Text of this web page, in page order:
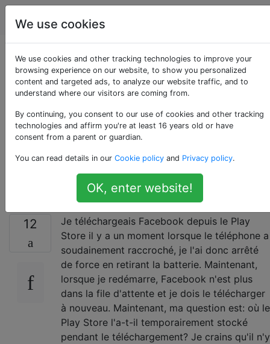
Android
Où le Play Store
stocke-t-il les
applications que je
télécharge
actuellement?
12
Je téléchargeais Facebook depuis le Play
Store il y a un moment lorsque le téléphone a
soudainement raccroché, je l'ai donc arrêté
de force en retirant la batterie. Maintenant,
lorsque je redémarre, Facebook n'est plus
dans la file d'attente et je dois le télécharger
à nouveau. Maintenant, ma question est: où le
Play Store l'a-t-il temporairement stocké
pendant le téléchargement? Je crains qu'il n'y
We use cookies
We use cookies and other tracking technologies to improve your
browsing experience on our website, to show you personalized
content and targeted ads, to analyze our website traffic, and to
understand where our visitors are coming from.
By continuing, you consent to our use of cookies and other tracking
technologies and affirm you're at least 16 years old or have
consent from a parent or guardian.
You can read details in our Cookie policy and Privacy policy.
OK, enter website!